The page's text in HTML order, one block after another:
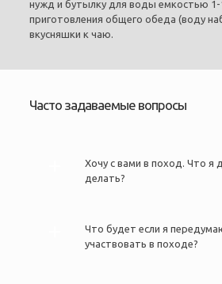
нужд и бутылку для воды емкостью 1-
приготовления общего обеда (воду
вкусняшки к чаю.
Часто задаваемые вопросы
Хочу с вами в поход. Что я
делать?
Что будет если я
участвовать в походе?